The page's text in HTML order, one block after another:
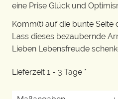
eine Prise Glück und
Komm(t) auf die bunte Seite
Lass dieses bezaubernde
Lieben Lebensfreude
Lieferzeit 1 - 3 Tage *